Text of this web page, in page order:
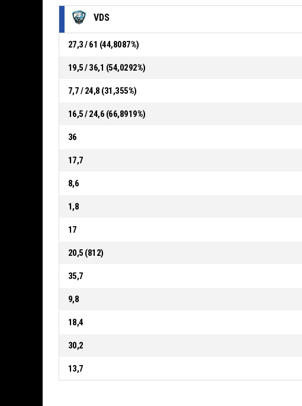
VDS
27,3 / 61 (44,8087%)
19,5 / 36,1 (54,0292%)
7,7 / 24,8 (31,355%)
16,5 / 24,6 (66,8919%)
36
17,7
8,6
1,8
17
20,5 (812)
35,7
9,8
18,4
30,2
13,7